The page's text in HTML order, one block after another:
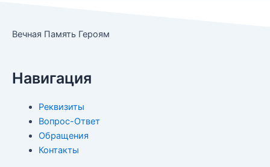
Вечная Память Героям
Навигация
Реквизиты
Вопрос-Ответ
Обращения
Контакты